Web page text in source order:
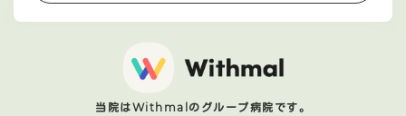
当院はWithmalのグループ病院です。